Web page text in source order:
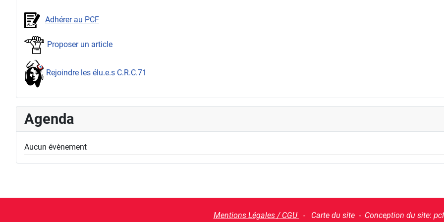
Adhérer au PCF
Proposer un article
Rejoindre les élu.e.s C.R.C.71
Agenda
Aucun évènement
Mentions Légales / CGU - Carte du site - Conception du site: